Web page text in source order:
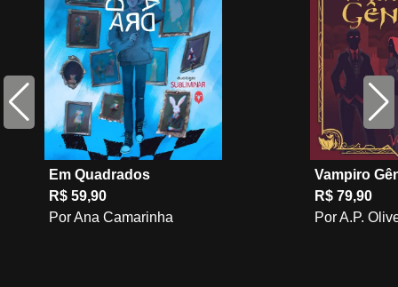
Em Quadrados
R$ 59,90
Por Ana Camarinha
Vampiro
R$ 79,90
Por A.P.